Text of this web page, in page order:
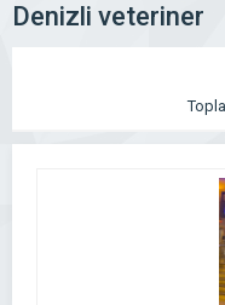
Denizli veteriner